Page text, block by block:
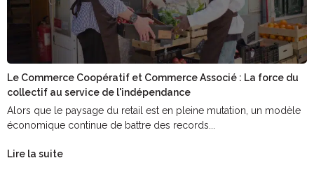
Le Commerce Coopératif et Commerce Associé : La force du
collectif au service de l'indépendance
Alors que le paysage du retail est en pleine mutation, un modèle
économique continue de battre des records...
Lire la suite